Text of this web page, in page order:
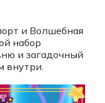
и Волшебная
набор
и загадочный
внутри.